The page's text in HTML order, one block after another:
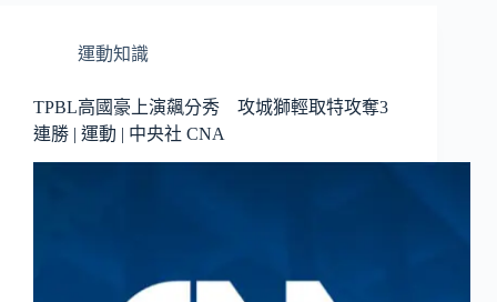
運動知識
TPBL高國豪上演飆分秀 攻城獅輕取特攻奪3
連勝 | 運動 | 中央社 CNA